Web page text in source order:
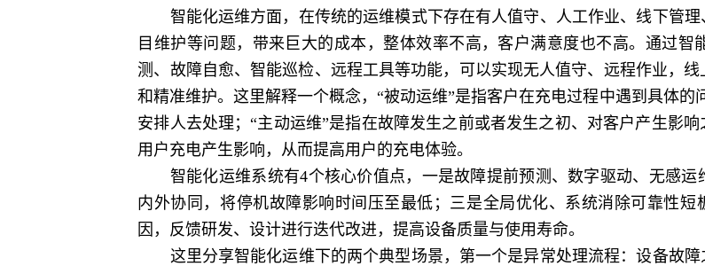
智能化运维方面，在传统的运维模式下存在有人值守、人工作业、线下管理
目维护等问题，带来巨大的成本，整体效率不高，客户满意度也不高。通过
测、故障自愈、智能巡检、远程工具等功能，可以实现无人值守、远程作业，
和精准维护。这里解释一个概念，“被动运维”是指客户在充电过程中遇到具体
安排人去处理；“主动运维”是指在故障发生之前或者发生之初、对客户产生影
用户充电产生影响，从而提高用户的充电体验。
智能化运维系统有4个核心价值点，一是故障提前预测、数字驱动、无感运
内外协同，将停机故障影响时间压至最低；三是全局优化、系统消除可靠性
因，反馈研发、设计进行迭代改进，提高设备质量与使用寿命。
这里分享智能化运维下的两个典型场景，第一个是异常处理流程：设备故障